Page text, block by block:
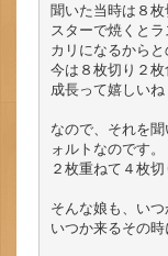
聞いた当時は８
スターで焼くと
カリになるからと
今は８枚切り２枚
成長って嬉しいね
なので、それを
ォルトなのです。
２枚重ねて４枚
そんな娘も、いつ
いつか来るその時